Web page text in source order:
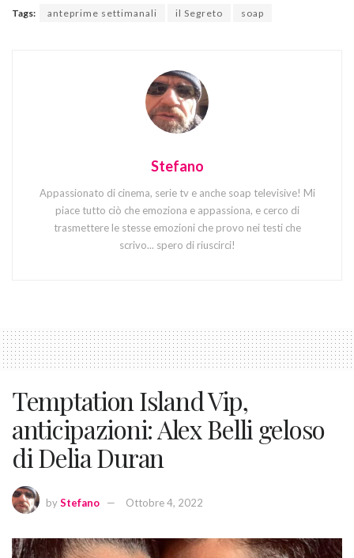
Tags: anteprime settimanali il Segreto soap
Stefano
Appassionato di cinema, serie tv e anche soap televisive! Mi
piace tutto ciò che emoziona e appassiona, e cerco di
trasmettere le stesse emozioni che provo nei testi che
scrivo... spero di riuscirci!
Temptation Island Vip,
anticipazioni: Alex Belli geloso
di Delia Duran
byStefano Ottobre 4, 2022